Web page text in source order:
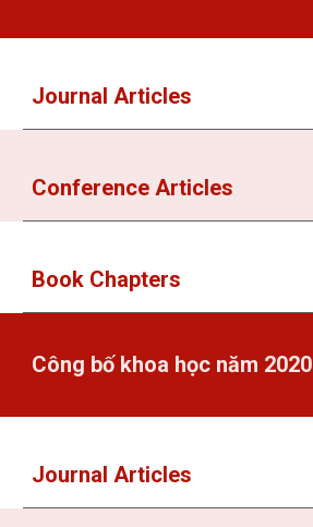
Journal Articles
Conference Articles
Book Chapters
Công bố khoa học năm 2020
Journal Articles